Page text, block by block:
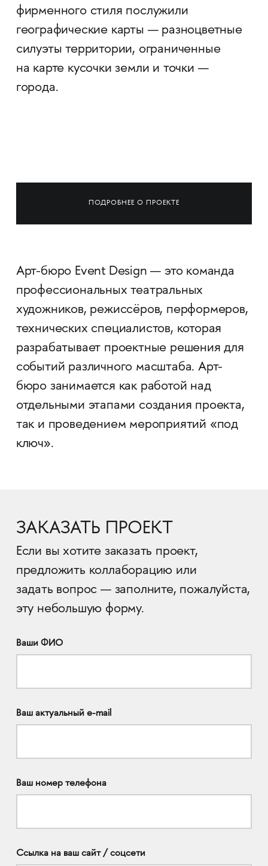
фирменного стиля послужили
географические карты — разноцветные
силуэты территории, ограниченные
на карте кусочки земли и точки —
города.
ПОДРОБНЕЕ О ПРОЕКТЕ
Арт-бюро Event Design — это команда
профессиональных театральных
художников, режиссёров, перформеров,
технических специалистов, которая
разрабатывает проектные решения для
событий различного масштаба. Арт-
бюро занимается как работой над
отдельными этапами создания проекта,
так и проведением мероприятий «под
ключ».
ЗАКАЗАТЬ ПРОЕКТ
Если вы хотите заказать проект,
предложить коллаборацию или
задать вопрос — заполните, пожалуйста,
эту небольшую форму.
Ваши ФИО
Ваш актуальный e-mail
Ваш номер телефона
Ссылка на ваш сайт / соцсети